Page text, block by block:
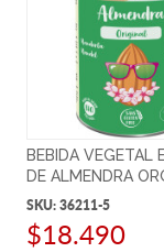
BEBIDA VEGETAL
DE ALMENDRA
SKU: 36211-5
$18.490